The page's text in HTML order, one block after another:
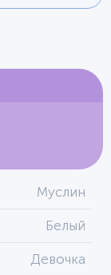
Муслин
Белый
Девочка